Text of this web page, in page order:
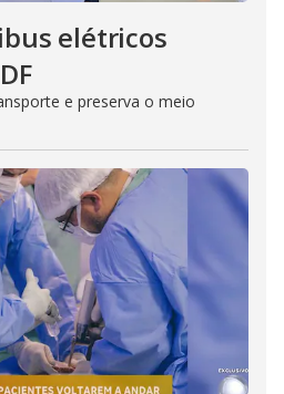
elétricos
e preserva o meio